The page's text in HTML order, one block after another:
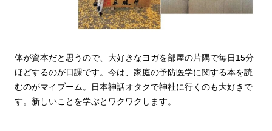
体が資本だと思うので、大好きなヨガを部屋の片隅で毎日15分
ほどするのが日課です。今は、家庭の予防医学に関する本を読
むのがマイブーム。日本神話オタクで神社に行くのも大好きで
す。新しいことを学ぶとワクワクします。